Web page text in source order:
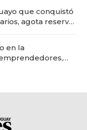
que conquistó
agota reservas
en la